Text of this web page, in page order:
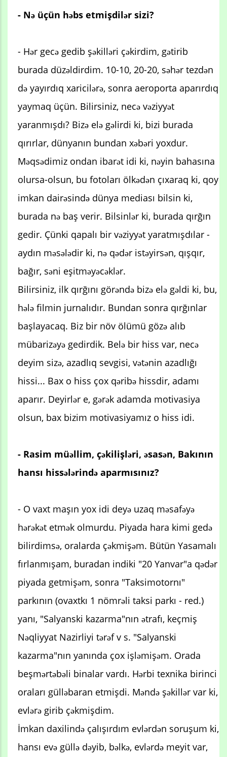
- Nə üçün həbs etmişdilər sizi?
- Hər gecə gedib şəkilləri çəkirdim, gətirib
burada düzəldirdim. 10-10, 20-20, səhər tezdən
də yayırdıq xaricilərə, sonra aeroporta aparırdıq
yaymaq üçün. Bilirsiniz, necə vəziyyət
yaranmışdı? Bizə elə gəlirdi ki, bizi burada
qırırlar, dünyanın bundan xəbəri yoxdur.
Məqsədimiz ondan ibarət idi ki, nəyin bahasına
olursa-olsun, bu fotoları ölkədən çıxaraq ki, qoy
imkan dairəsində dünya mediası bilsin ki,
burada nə baş verir. Bilsinlər ki, burada qırğın
gedir. Çünki qapalı bir vəziyyət yaratmışdılar -
aydın məsələdir ki, nə qədər istəyirsən, qışqır,
bağır, səni eşitməyəcəklər.
Bilirsiniz, ilk qırğını görəndə bizə elə gəldi ki, bu,
hələ filmin jurnalıdır. Bundan sonra qırğınlar
başlayacaq. Biz bir növ ölümü gözə alıb
mübarizəyə gedirdik. Belə bir hiss var, necə
deyim sizə, azadlıq sevgisi, vətənin azadlığı
hissi... Bax o hiss çox qəribə hissdir, adamı
aparır. Deyirlər e, gərək adamda motivasiya
olsun, bax bizim motivasiyamız o hiss idi.
- Rasim müəllim, çəkilişləri, əsasən, Bakının
hansı hissələrində aparmısınız?
- O vaxt maşın yox idi deyə uzaq məsafəyə
hərəkət etmək olmurdu. Piyada hara kimi gedə
bilirdimsə, oralarda çəkmişəm. Bütün Yasamalı
fırlanmışam, buradan indiki "20 Yanvar"a qədər
piyada getmişəm, sonra "Taksimotornı"
parkının (ovaxtkı 1 nömrəli taksi parkı - red.)
yanı, "Salyanski kazarma"nın ətrafı, keçmiş
Nəqliyyat Nazirliyi tərəf v s. "Salyanski
kazarma"nın yanında çox işləmişəm. Orada
beşmərtəbəli binalar vardı. Hərbi texnika birinci
oraları gülləbaran etmişdi. Məndə şəkillər var ki,
evlərə girib çəkmişdim.
İmkan daxilində çalışırdım evlərdən soruşum ki,
hansı evə güllə dəyib, bəlkə, evlərdə meyit var,